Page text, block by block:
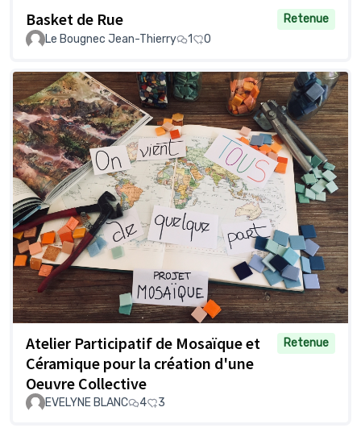
Basket de Rue
Retenue
Le Bougnec Jean-Thierry
1 0
Atelier Participatif de Mosaïque et
Céramique pour la création d'une
Oeuvre Collective
Retenue
EVELYNE BLANC 4 3